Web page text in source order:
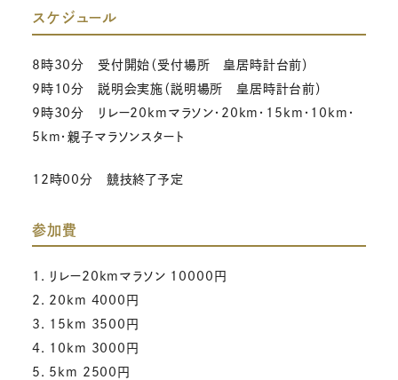
スケジュール
8時30分 受付開始（受付場所 皇居時計台前）
9時10分 説明会実施（説明場所 皇居時計台前）
9時30分 リレー20kmマラソン・20km・15km・10km・
5km・親子マラソンスタート
12時00分 競技終了予定
参加費
1. リレー20kmマラソン 10000円
2. 20km 4000円
3. 15km 3500円
4. 10km 3000円
5. 5km 2500円